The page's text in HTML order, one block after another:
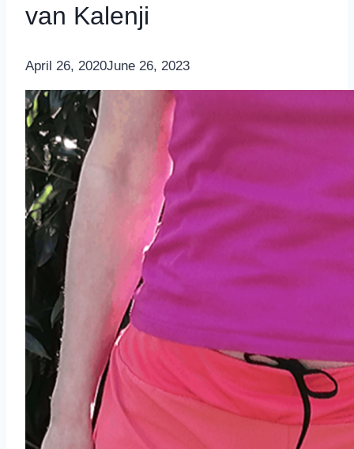
van Kalenji
ByNicole
April 26, 2020June 26, 2023